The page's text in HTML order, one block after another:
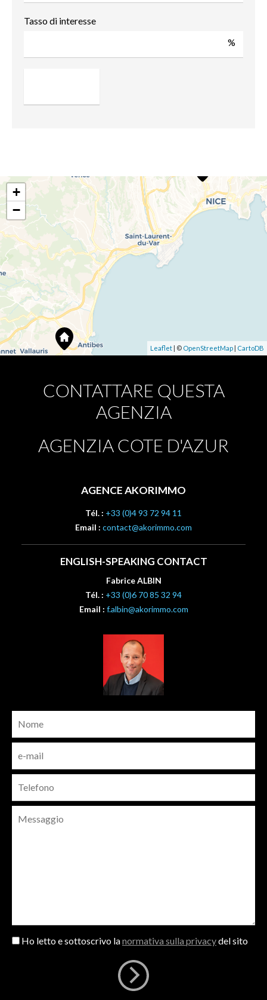
Tasso di interesse
%
+
−
Leaflet | © OpenStreetMap | CartoDB
CONTATTARE QUESTA
AGENZIA
AGENZIA COTE D'AZUR
AGENCE AKORIMMO
Tél. : +33 (0)4 93 72 94 11
Email : contact@akorimmo.com
ENGLISH-SPEAKING CONTACT
Fabrice ALBIN
Tél. : +33 (0)6 70 85 32 94
Email : f.albin@akorimmo.com
Ho letto e sottoscrivo lanormativa sulla privacydel sito